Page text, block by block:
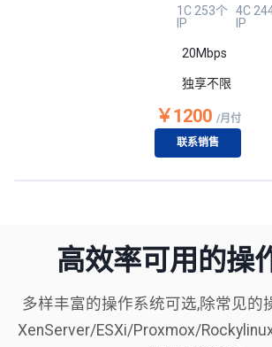
1C 253个
IP
4C
IP
20Mbps
独享不限
￥1200 /月付
联系销售
高效率可用的操
多样丰富的操作系统可选,除常见的
XenServer/ESXi/Proxmox/